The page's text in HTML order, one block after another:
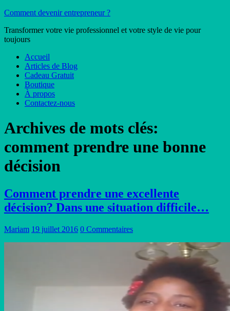
Comment devenir entrepreneur ?
Transformer votre vie professionnel et votre style de vie pour
toujours
Accueil
Articles de Blog
Cadeau Gratuit
Boutique
À propos
Contactez-nous
Archives de mots clés:
comment prendre une bonne
décision
Comment prendre une excellente
décision? Dans une situation difficile…
Mariam 19 juillet 2016 0 Commentaires